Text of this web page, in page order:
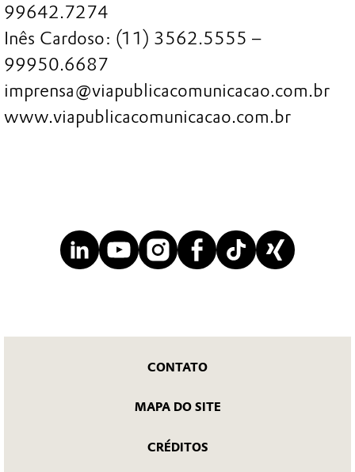
99642.7274
Inês Cardoso: (11) 3562.5555 –
99950.6687
imprensa@viapublicacomunicacao.com.br
www.viapublicacomunicacao.com.br
CONTATO
MAPA DO SITE
CRÉDITOS